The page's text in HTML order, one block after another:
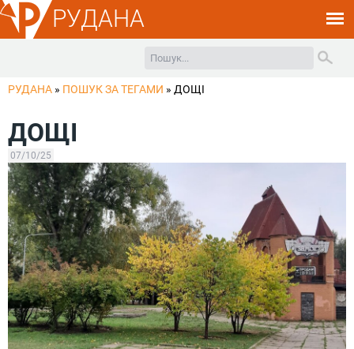
РУДАНА
РУДАНА » ПОШУК ЗА ТЕГАМИ » ДОЩІ
ДОЩІ
07/10/25